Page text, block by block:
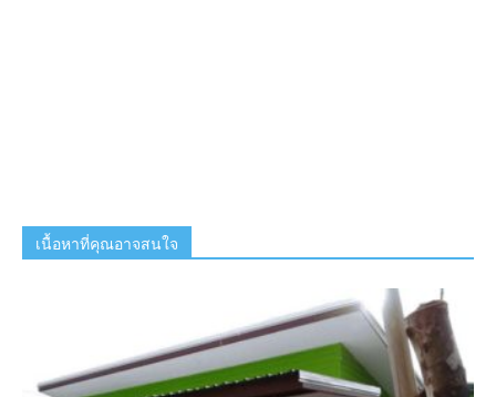
เนื้อหาที่คุณอาจสนใจ